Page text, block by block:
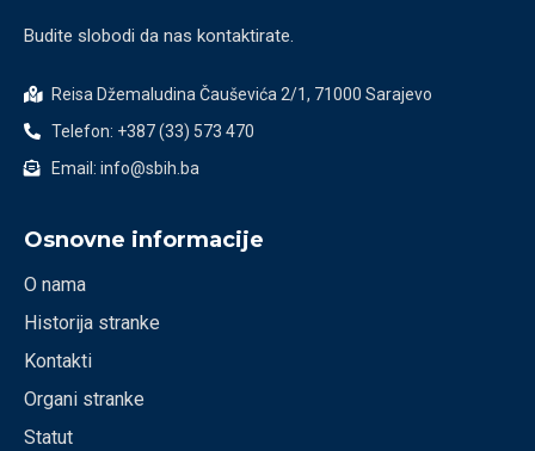
Budite slobodi da nas kontaktirate.
Reisa Džemaludina Čauševića 2/1, 71000 Sarajevo
Telefon: +387 (33) 573 470
Email: info@sbih.ba
Osnovne informacije
O nama
Historija stranke
Kontakti
Organi stranke
Statut